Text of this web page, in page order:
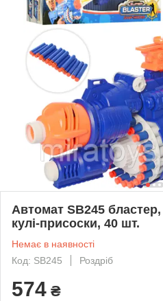
Автомат SB245
кулі-присоски, 40 шт.
Немає в наявності
Код: SB245
Роздріб
574 ₴